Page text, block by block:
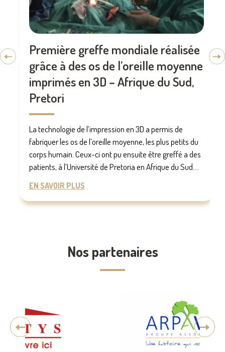
Première greffe mondiale réalisée
grâce à des os de l’oreille moyenne
imprimés en 3D – Afrique du Sud,
Pretori
La technologie de l’impression en 3D a permis de
fabriquer les os de l’oreille moyenne, les plus petits du
corps humain. Ceux-ci ont pu ensuite être greffé a des
patients, à l’Université de Pretoria en Afrique du Sud....
EN SAVOIR PLUS
Nos partenaires